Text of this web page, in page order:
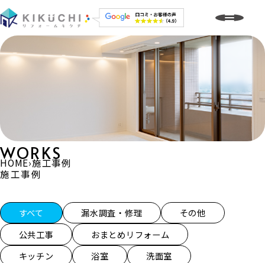
WORKS
施工事例
HOME›施工事例
施工事例一覧
すべて 漏水調査・修理
その他
公共工事
おまとめリフォーム
キッチン
浴室
洗面室